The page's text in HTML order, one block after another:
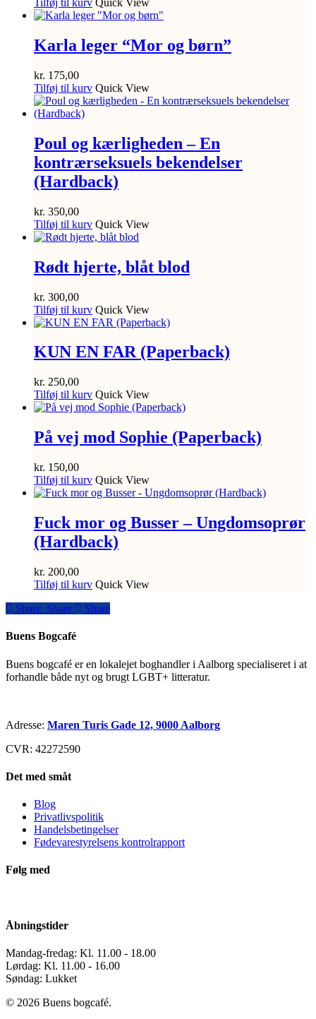
Tilføj til kurv Quick View
Karla leger “Mor og børn”
kr. 175,00
Tilføj til kurv Quick View
Poul og kærligheden – En
kontrærseksuels bekendelser
(Hardback)
kr. 350,00
Tilføj til kurv Quick View
Rødt hjerte, blåt blod
kr. 300,00
Tilføj til kurv Quick View
KUN EN FAR (Paperback)
kr. 250,00
Tilføj til kurv Quick View
På vej mod Sophie (Paperback)
kr. 150,00
Tilføj til kurv Quick View
Fuck mor og Busser – Ungdomsoprør
(Hardback)
kr. 200,00
Tilføj til kurv Quick View
Share
Share Share Share
Buens Bogcafé
Buens bogcafé er en lokalejet boghandler i Aalborg specialiseret i at
forhandle både nyt og brugt LGBT+ litteratur.
Adresse: Maren Turis Gade 12, 9000 Aalborg
CVR: 42272590
Det med småt
Blog
Privatlivspolitik
Handelsbetingelser
Fødevarestyrelsens kontrolrapport
Følg med
Åbningstider
Mandag-fredag: Kl. 11.00 - 18.00
Lørdag: Kl. 11.00 - 16.00
Søndag: Lukket
© 2026 Buens bogcafé.